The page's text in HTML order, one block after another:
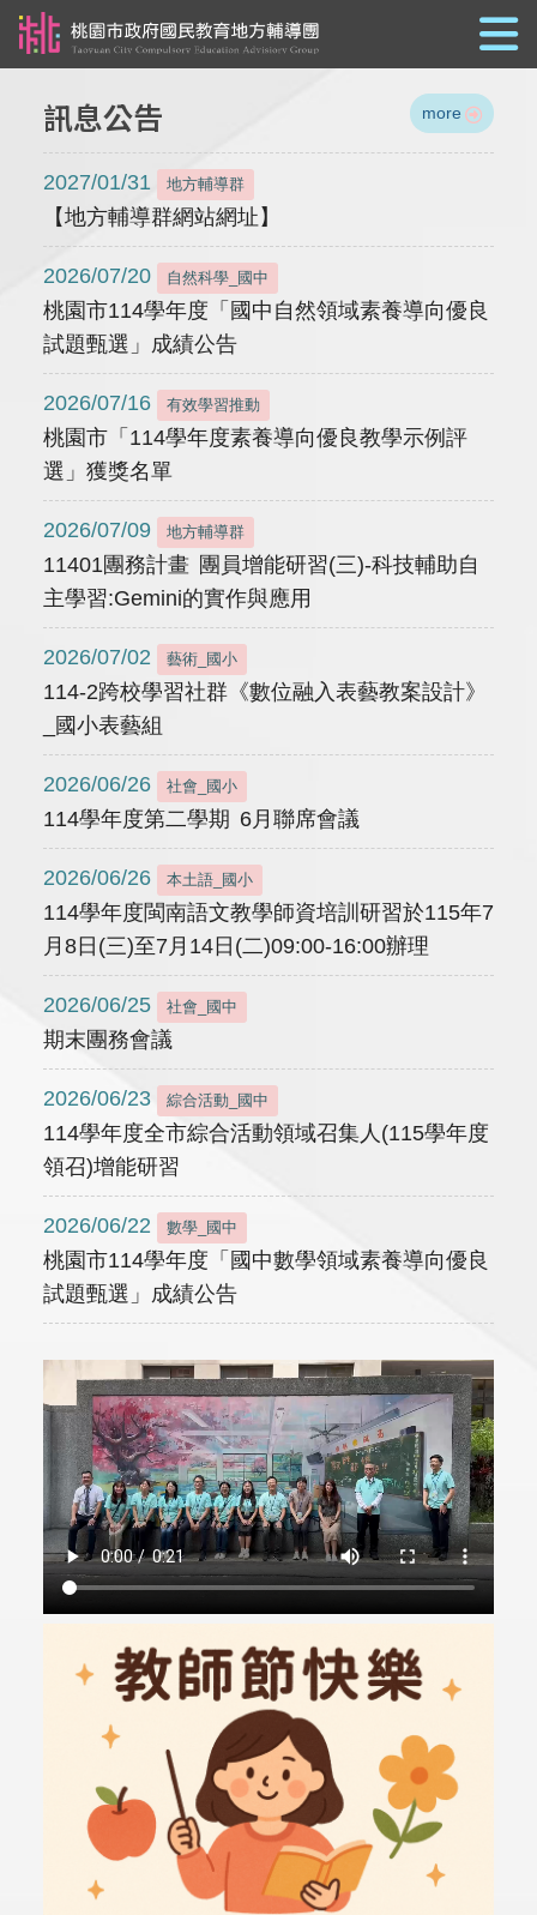
訊息公告 more
2027/01/31 地方輔導群
【地方輔導群網站網址】
2026/07/20 自然科學_國中
桃園市114學年度「國中自然領域素養導向優良
試題甄選」成績公告
2026/07/16 有效學習推動
桃園市「114學年度素養導向優良教學示例評
選」獲獎名單
2026/07/09 地方輔導群
11401團務計畫 團員增能研習(三)-科技輔助自
主學習:Gemini的實作與應用
2026/07/02 藝術_國小
114-2跨校學習社群《數位融入表藝教案設計》
_國小表藝組
2026/06/26 社會_國小
114學年度第二學期 6月聯席會議
2026/06/26 本土語_國小
114學年度閩南語文教學師資培訓研習於115年7
月8日(三)至7月14日(二)09:00-16:00辦理
2026/06/25 社會_國中
期末團務會議
2026/06/23 綜合活動_國中
114學年度全市綜合活動領域召集人(115學年度
領召)增能研習
2026/06/22 數學_國中
桃園市114學年度「國中數學領域素養導向優良
試題甄選」成績公告